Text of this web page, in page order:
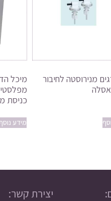
מנירוסטה לחיבור
מיכל
כניסת
מידע נוסף
יצירת קשר: